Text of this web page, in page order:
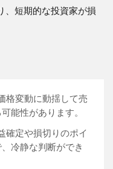
、短期的な投資家が損
格変動に動揺して売
能性があります。
確定や損切りのポイ
冷静な判断ができ